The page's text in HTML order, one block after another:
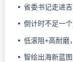
省委书记走进
倒计时不足一
低滚阻+高耐磨
智绘出海新蓝